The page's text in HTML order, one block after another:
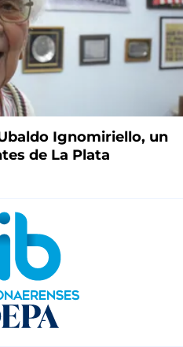
Ignomiriello, un
de La Plata